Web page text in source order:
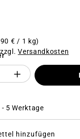
€ / 1 kg)
zzgl.Versandkosten
des
5 Werktage
hinzufügen